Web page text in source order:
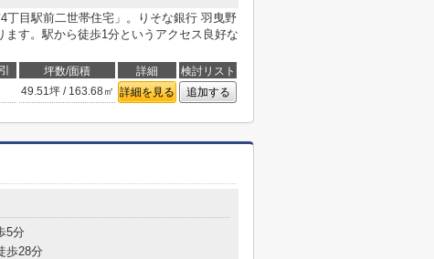
丁目駅前二世帯住宅」。りそな銀行 羽曳野
す。駅から徒歩1分というアクセス良好な
坪数/面積 詳細
検討リスト
49.51坪 / 163.68㎡ 詳細を見る 追加する
5分
歩28分